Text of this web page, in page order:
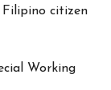
Filipino citizen
Working